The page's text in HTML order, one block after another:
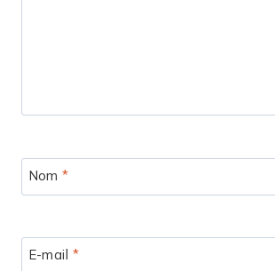
Nom*
E-mail *